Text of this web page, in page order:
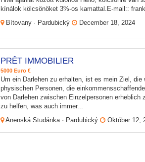
kínálok kölcsönöket 3%-os kamattal.E-mail::
Bítovany · Pardubický
December 18, 2024
PRÊT IMMOBILIER
5000 Euro €
Um ein Darlehen zu erhalten, ist es mein Ziel,
physischen Personen, die
von Darlehen zwischen Einzelpersonen erheblich
zu helfen, was auch immer...
Anenská Studánka · Pardubický
Október 12,